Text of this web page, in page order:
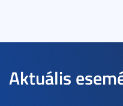
Aktuális